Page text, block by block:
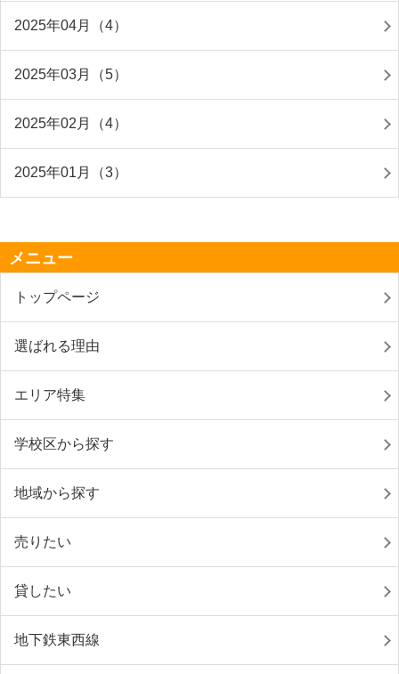
2025年04月（4）
2025年03月（5）
2025年02月（4）
2025年01月（3）
メニュー
トップページ
選ばれる理由
エリア特集
学校区から探す
地域から探す
売りたい
貸したい
地下鉄東西線